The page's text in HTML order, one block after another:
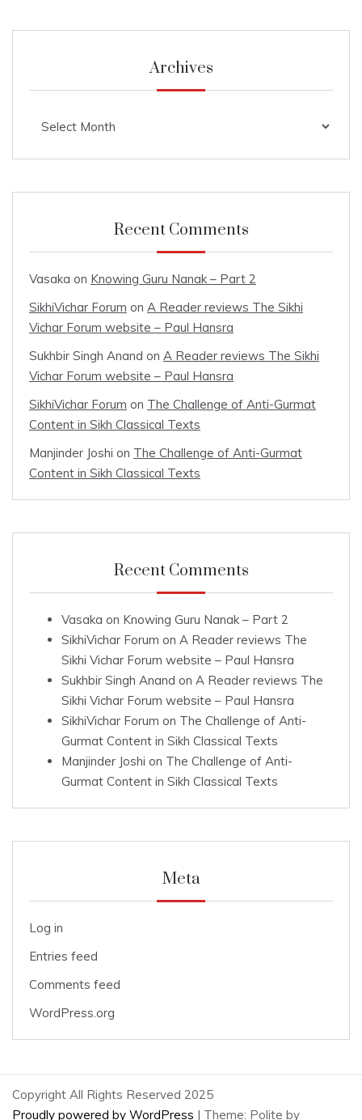
Archives
Recent Comments
Vasaka on Knowing Guru Nanak – Part 2
SikhiVichar Forum on A Reader reviews The Sikhi
Vichar Forum website – Paul Hansra
Sukhbir Singh Anand on A Reader reviews The Sikhi
Vichar Forum website – Paul Hansra
SikhiVichar Forum on The Challenge of Anti-Gurmat
Content in Sikh Classical Texts
Manjinder Joshi on The Challenge of Anti-Gurmat
Content in Sikh Classical Texts
Recent Comments
Vasaka on Knowing Guru Nanak – Part 2
SikhiVichar Forum on A Reader reviews The
Sikhi Vichar Forum website – Paul Hansra
Sukhbir Singh Anand on A Reader reviews The
Sikhi Vichar Forum website – Paul Hansra
SikhiVichar Forum on The Challenge of Anti-
Gurmat Content in Sikh Classical Texts
Manjinder Joshi on The Challenge of Anti-
Gurmat Content in Sikh Classical Texts
Meta
Log in
Entries feed
Comments feed
WordPress.org
Copyright All Rights Reserved 2025
Proudly powered by WordPress | Theme: Polite by